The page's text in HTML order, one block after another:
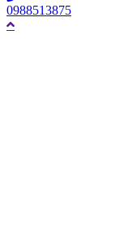
0988513875